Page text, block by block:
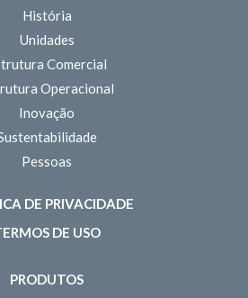
História
Unidades
Comercial
Operacional
Inovação
Pessoas
DE PRIVACIDADE
DE USO
PRODUTOS